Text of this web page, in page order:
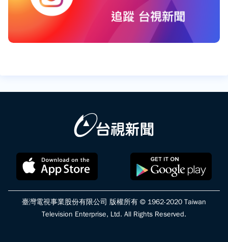
臺灣電視事業股份有限公司 版權所有 © 1962-2020 Taiwan
Television Enterprise, Ltd. All Rights Reserved.